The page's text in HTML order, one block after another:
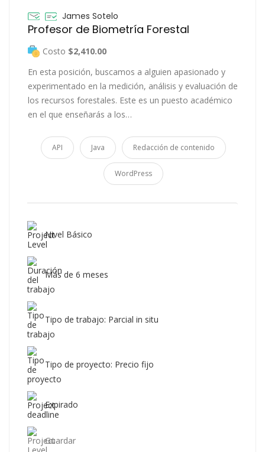
James Sotelo
Profesor de Biometría Forestal
Costo $2,410.00
En esta posición, buscamos a alguien apasionado y
experimentado en la medición, análisis y evaluación de
los recursos forestales. Este es un puesto académico
en el que enseñarás a los…
API Java Redacción de contenido
WordPress
Nivel Básico
Más de 6 meses
Tipo de trabajo: Parcial in situ
Tipo de proyecto: Precio fijo
Expirado
Guardar